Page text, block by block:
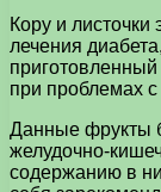
Кору и листочки
лечения
приготовленный
при проблемах
Данные фрукты
желудочно-
содержанию в